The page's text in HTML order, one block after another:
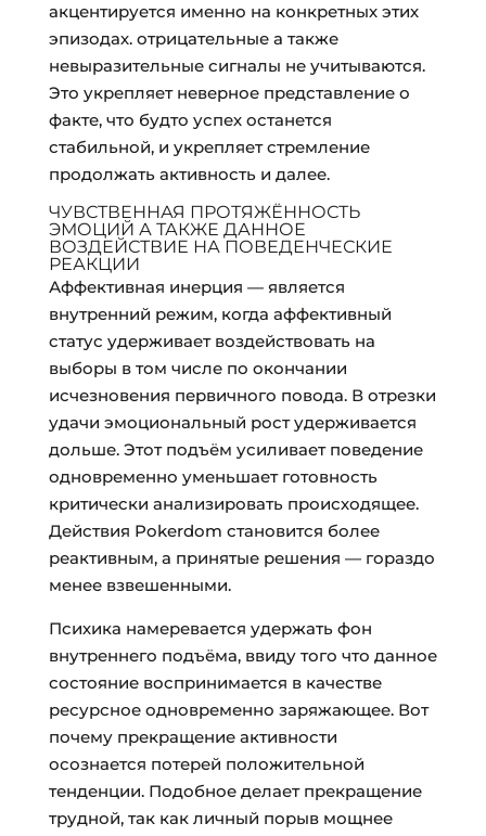
акцентируется именно на конкретных этих
эпизодах. отрицательные а также
невыразительные сигналы не учитываются.
Это укрепляет неверное представление о
факте, что будто успех останется
стабильной, и укрепляет стремление
продолжать активность и далее.
ЧУВСТВЕННАЯ ПРОТЯЖЁННОСТЬ
ЭМОЦИЙ А ТАКЖЕ ДАННОЕ
ВОЗДЕЙСТВИЕ НА ПОВЕДЕНЧЕСКИЕ
РЕАКЦИИ
Аффективная инерция — является
внутренний режим, когда аффективный
статус удерживает воздействовать на
выборы в том числе по окончании
исчезновения первичного повода. В отрезки
удачи эмоциональный рост удерживается
дольше. Этот подъём усиливает поведение
одновременно уменьшает готовность
критически анализировать происходящее.
Действия Pokerdom становится более
реактивным, а принятые решения — гораздо
менее взвешенными.
Психика намеревается удержать фон
внутреннего подъёма, ввиду того что данное
состояние воспринимается в качестве
ресурсное одновременно заряжающее. Вот
почему прекращение активности
осознается потерей положительной
тенденции. Подобное делает прекращение
трудной, так как личный порыв мощнее